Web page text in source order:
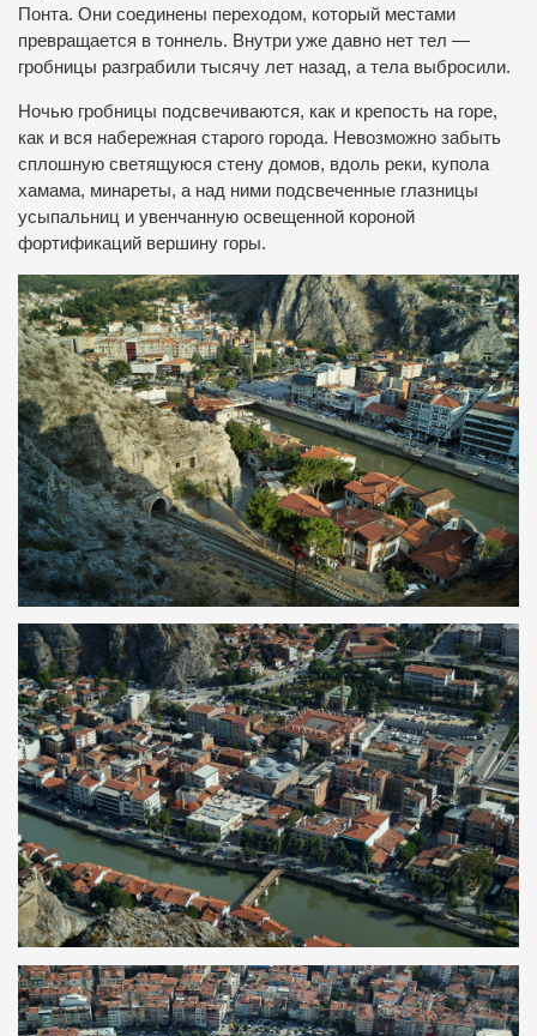
Понта. Они соединены переходом, который местами
превращается в тоннель. Внутри уже давно нет тел —
гробницы разграбили тысячу лет назад, а тела выбросили.
Ночью гробницы подсвечиваются, как и крепость на горе,
как и вся набережная старого города. Невозможно забыть
сплошную светящуюся стену домов, вдоль реки, купола
хамама, минареты, а над ними подсвеченные глазницы
усыпальниц и увенчанную освещенной короной
фортификаций вершину горы.